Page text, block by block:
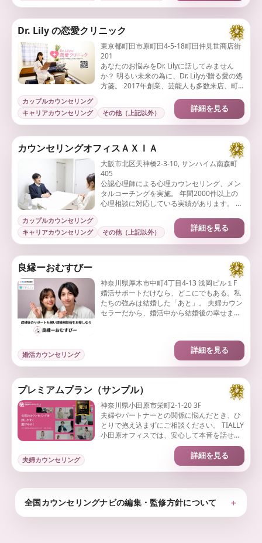
Dr. Lily の恋愛クリニック
東京都町田市原町田4-5-18町田仲見世商店街
201
あなたのお悩みをDr. Lilyに話してみません
か？ 明るい未来の為に、Dr. Lilyが贈る愛の処
方箋。 2017年創業、芸能人も多数来店、町
す。
カップルカウンセリング
キャリアカウンセリング
その他（上記以外） 詳細を見る
カウンセリングオフィスＡＸＩＡ
大阪市北区天神橋2-3-10, サンハイム南森町
405
公認心理師による心理カウンセリング、メン
タルコーチングを実施。 年間2000件以上の
心理相談に対応している実績があります。 企
カップルカウンセリング
キャリアカウンセリング
その他（上記以外） 詳細を見る
良縁ーおむすびー
神奈川県厚木市中町4丁目4-13 浅岡ビル１F
婚活サポートだけなら、どこにでもある。私
たちの強みは結婚した「あと」。 夫婦カウン
セラーだから、婚活中から結婚後の幸せまで
婚活カウンセリング 詳細を見る
プレミアムプラン（サンプル）
神奈川県小田原市栄町2-1-20 3F
夫婦やパートナーとの関係に悩んだとき、ひ
とりで抱え込まずにご相談ください。 TIALLY
小田原オフィスでは、安心して本音を話せる
環境で、関係改善への一歩を丁寧にサポート
夫婦カウンセリング 詳細を見る
全国カウンセリングナビの編集・監修方針について